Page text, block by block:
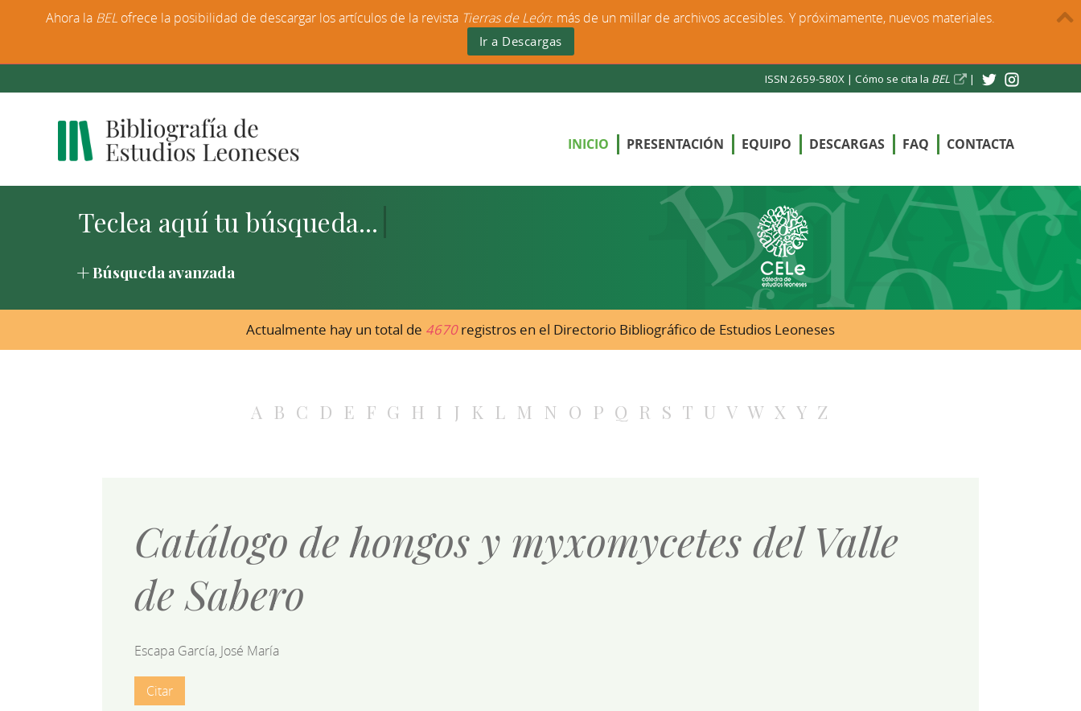
ISSN 2659-580X | Cómo se cita la BEL |
INICIO PRESENTACIÓN EQUIPO DESCARGAS FAQ CONTACTA
Búsqueda avanzada
Actualmente hay un total de 4670registros en el Directorio Bibliográfico de Estudios Leoneses
A B C D E F G H I J K L M N O P Q R S T U V W X Y Z
Catálogo de hongos y myxomycetes del Valle
de Sabero
Escapa García, José María
Citar
Ahora la BEL ofrece la posibilidad de descargar los artículos de la revista Tierras de León: más de un millar de archivos accesibles. Y próximamente, nuevos materiales.
Ir a Descargas